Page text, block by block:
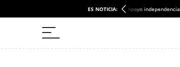
ES NOTICIA: Apoyo independencia